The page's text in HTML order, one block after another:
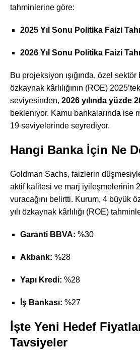
tahminlerine göre:
2025 Yıl Sonu Politika Faizi
2026 Yıl Sonu Politika Faizi
Bu projeksiyon ışığında, özel sektör
özkaynak kârlılığının (ROE)
seviyesinden, 2026 yılında yüzde
bekleniyor. Kamu bankalarında ise
19 seviyelerinde seyrediyor.
Hangi Banka İçin Ne
Goldman Sachs, faizlerin
aktif kalitesi ve marj iyileşmelerinin
vuracağını belirtti. Kurum, 4 büyük
yılı özkaynak kârlılığı (ROE)
Garanti BBVA: %30
Akbank: %28
Yapı Kredi: %28
İş Bankası: %27
İşte Yeni Hedef
Tavsiyeler